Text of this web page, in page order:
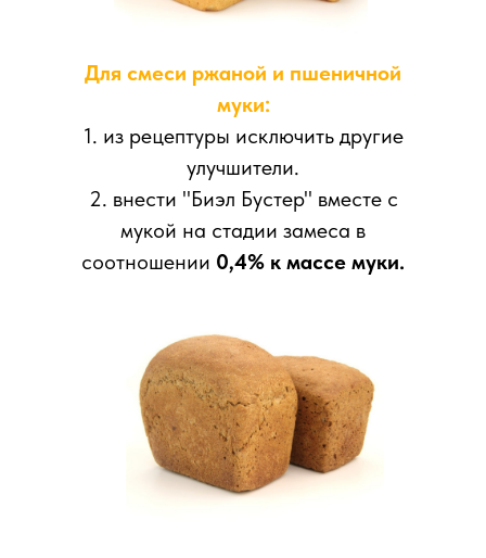
Для смеси ржаной и пшеничной
муки:
1. из рецептуры исключить другие
улучшители.
2. внести "Биэл Бустер" вместе с
мукой на стадии замеса в
соотношении 0,4% к массе муки.